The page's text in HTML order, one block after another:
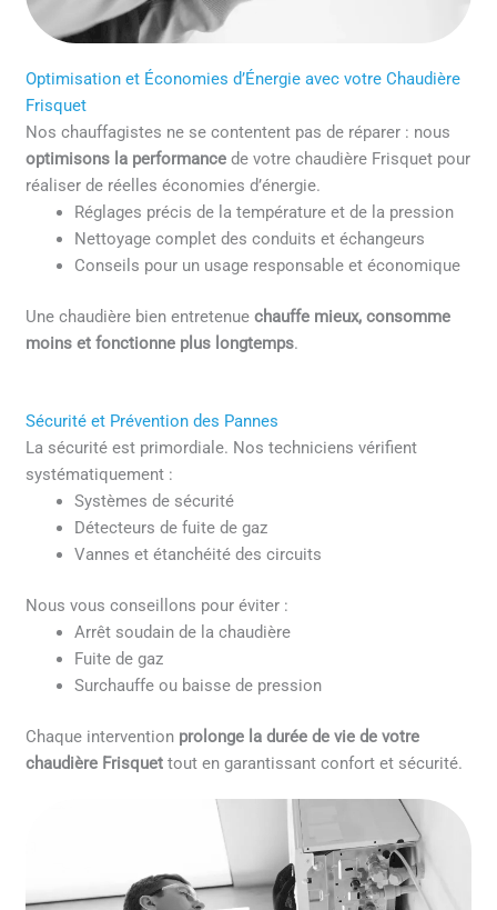
Optimisation et Économies d’Énergie avec votre Chaudière
Frisquet
Nos chauffagistes ne se contentent pas de réparer : nous
optimisons la performance de votre chaudière Frisquet pour
réaliser de réelles économies d’énergie.
Réglages précis de la température et de la pression
Nettoyage complet des conduits et échangeurs
Conseils pour un usage responsable et économique
Une chaudière bien entretenuechauffe mieux, consomme
moins et fonctionne plus longtemps.
Sécurité et Prévention des Pannes
La sécurité est primordiale. Nos techniciens vérifient
systématiquement :
Systèmes de sécurité
Détecteurs de fuite de gaz
Vannes et étanchéité des circuits
Nous vous conseillons pour éviter :
Arrêt soudain de la chaudière
Fuite de gaz
Surchauffe ou baisse de pression
Chaque intervention prolonge la durée de vie de votre
chaudière Frisquet tout en garantissant confort et sécurité.